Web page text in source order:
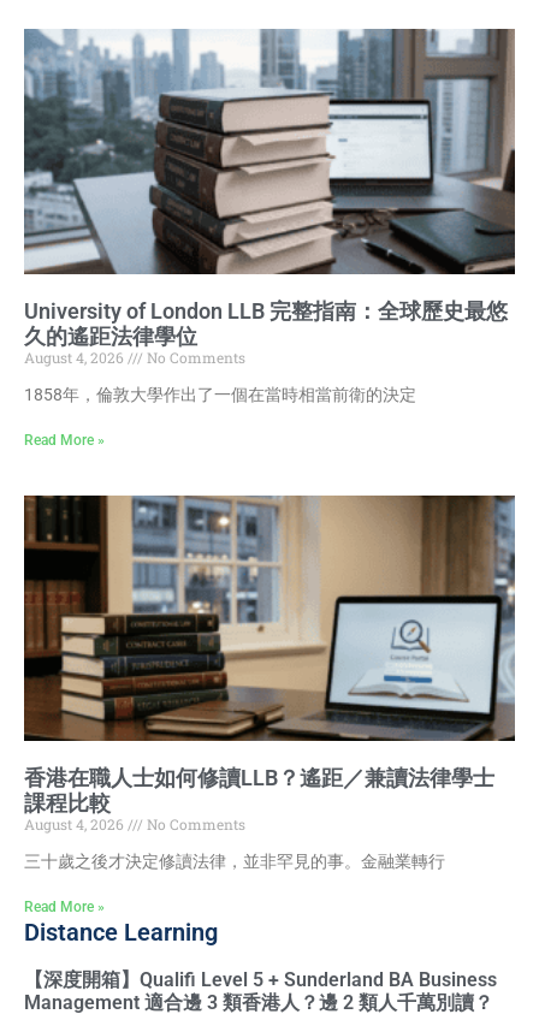
University of London LLB 完整指南：全球歷史最悠
久的遙距法律學位
August 4, 2026
No Comments
1858年，倫敦大學作出了一個在當時相當前衛的決定
Read More »
香港在職人士如何修讀LLB？遙距／兼讀法律學士
課程比較
August 4, 2026
No Comments
三十歲之後才決定修讀法律，並非罕見的事。金融業轉行
Read More »
Distance Learning
【深度開箱】Qualifi Level 5 + Sunderland BA Business
Management 適合邊 3 類香港人？邊 2 類人千萬別讀？